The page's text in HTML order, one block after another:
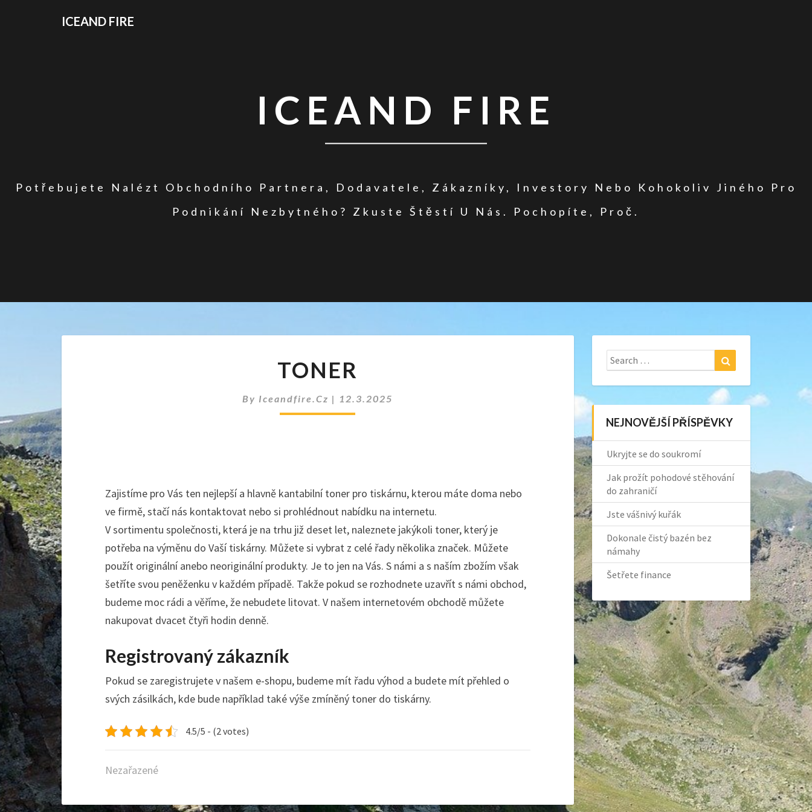
ICEAND FIRE
ICEAND FIRE
Potřebujete Nalézt Obchodního Partnera, Dodavatele, Zákazníky, Investory Nebo Kohokoliv Jiného Pro
Podnikání Nezbytného? Zkuste Štěstí U Nás. Pochopíte, Proč.
TONER
By Iceandfire.cz | 12.3.2025
Zajistíme pro Vás ten nejlepší a hlavně kantabilní toner pro tiskárnu, kterou máte doma nebo
ve firmě, stačí nás kontaktovat nebo si prohlédnout nabídku na internetu.
V sortimentu společnosti, která je na trhu již deset let, naleznete jakýkoli toner, který je
potřeba na výměnu do Vaší tiskárny. Můžete si vybrat z celé řady několika značek. Můžete
použít originální anebo neoriginální produkty. Je to jen na Vás. S námi a s naším zbožím však
šetříte svou peněženku v každém případě. Takže pokud se rozhodnete uzavřít s námi obchod,
budeme moc rádi a věříme, že nebudete litovat. V našem internetovém obchodě můžete
nakupovat dvacet čtyři hodin denně.
Registrovaný zákazník
Pokud se zaregistrujete v našem e-shopu, budeme mít řadu výhod a budete mít přehled o
svých zásilkách, kde bude například také výše zmíněný toner do tiskárny.
4.5/5 - (2 votes)
Nezařazené
Search
for:
NEJNOVĚJŠÍ PŘÍSPĚVKY
Ukryjte se do soukromí
Jak prožít pohodové stěhování
do zahraničí
Jste vášnivý kuřák
Dokonale čistý bazén bez
námahy
Šetřete finance